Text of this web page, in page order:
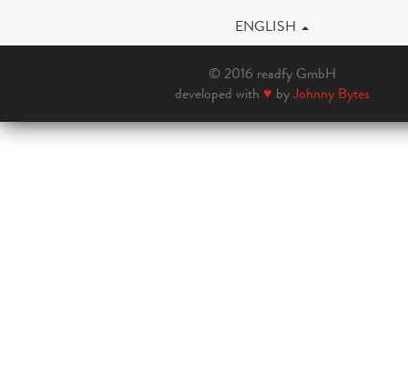
ENGLISH
© 2016 readfy GmbH
developed with ♥ byJohnny Bytes